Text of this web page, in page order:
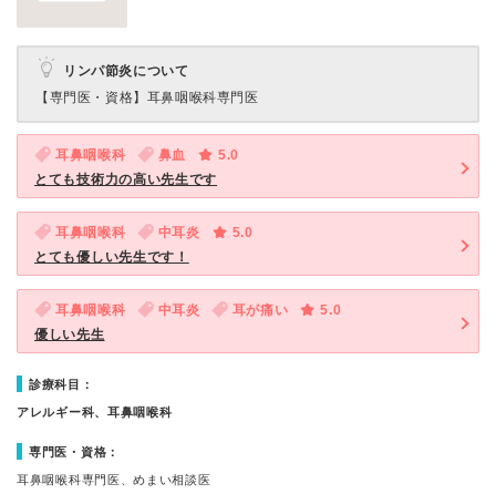
リンパ節炎について
【専門医・資格】 耳鼻咽喉科専門医
耳鼻咽喉科 鼻血
5.0
とても技術力の高い先生です
耳鼻咽喉科 中耳炎
5.0
とても優しい先生です！
耳鼻咽喉科 中耳炎 耳が痛い
5.0
優しい先生
診療科目：
アレルギー科、耳鼻咽喉科
専門医・資格：
耳鼻咽喉科専門医、めまい相談医